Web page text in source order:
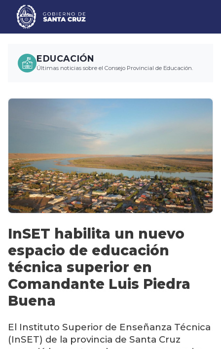
EDUCACIÓN
Últimas noticias sobre el Consejo Provincial de Educación.
InSET habilita un nuevo
espacio de educación
técnica superior en
Comandante Luis Piedra
Buena
El Instituto Superior de Enseñanza Técnica
(InSET) de la provincia de Santa Cruz